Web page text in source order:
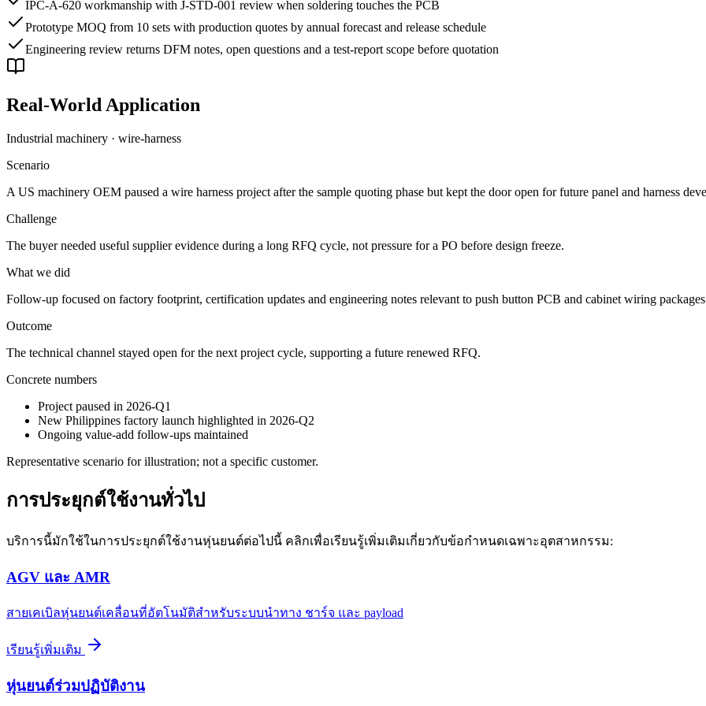
IPC-A-620 workmanship with J-STD-001 review when soldering touches the PCB
Prototype MOQ from 10 sets with production quotes by annual forecast and release schedule
Engineering review returns DFM notes, open questions and a test-report scope before quotation
Real-World Application
Industrial machinery · wire-harness
Scenario
A US machinery OEM paused a wire harness project after the sample quoting phase but kept the door open for future panel and harness
Challenge
The buyer needed useful supplier evidence during a long RFQ cycle, not pressure for a PO before design freeze.
What we did
Follow-up focused on factory footprint, certification updates and engineering notes relevant to push button PCB and cabinet wiring
Outcome
The technical channel stayed open for the next project cycle, supporting a future renewed RFQ.
Concrete numbers
Project paused in 2026-Q1
New Philippines factory launch highlighted in 2026-Q2
Ongoing value-add follow-ups maintained
Representative scenario for illustration; not a specific customer.
การประยุกต์ใช้งานทั่วไป
บริการนี้มักใช้ในการประยุกต์ใช้งานหุ่นยนต์ต่อไปนี้ คลิกเพื่อเรียนรู้เพิ่มเติมเกี่ยวกับข้อกำหนดเฉพาะอุตสาหกรรม:
AGV และ AMR
สายเคเบิลหุ่นยนต์เคลื่อนที่อัตโนมัติสำหรับระบบนำทาง ชาร์จ และ payload
เรียนรู้เพิ่มเติม
หุ่นยนต์ร่วมปฏิบัติงาน